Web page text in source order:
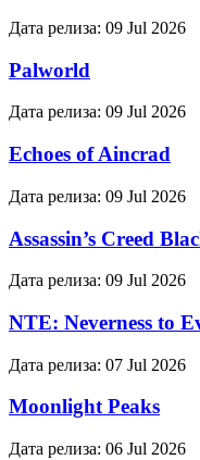
Дата релиза: 09 Jul 2026
Palworld
Дата релиза: 09 Jul 2026
Echoes of Aincrad
Дата релиза: 09 Jul 2026
Assassin’s Creed
Дата релиза: 09 Jul 2026
NTE: Neverness to
Дата релиза: 07 Jul 2026
Moonlight Peaks
Дата релиза: 06 Jul 2026